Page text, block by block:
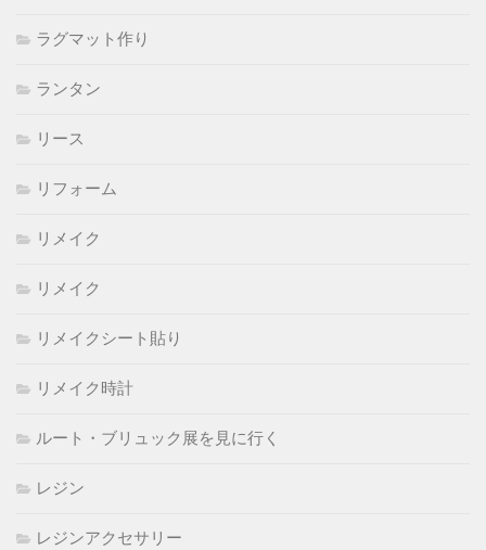
ラグマット作り
ランタン
リース
リフォーム
リメイク
リメイク
リメイクシート貼り
リメイク時計
ルート・ブリュック展を見に行く
レジン
レジンアクセサリー